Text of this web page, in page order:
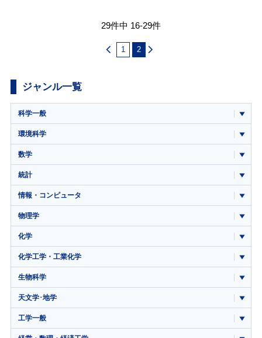
29件中 16-29件
1 2
ジャンル一覧
科学一般
環境科学
数学
統計
情報・コンピュータ
物理学
化学
化学工学・工業化学
生物科学
天文学･地学
工学一般